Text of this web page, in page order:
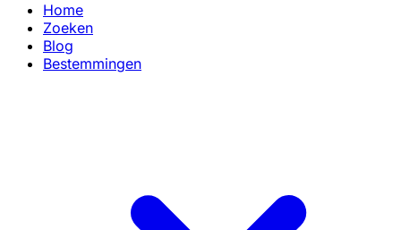
Home
Zoeken
Blog
Bestemmingen